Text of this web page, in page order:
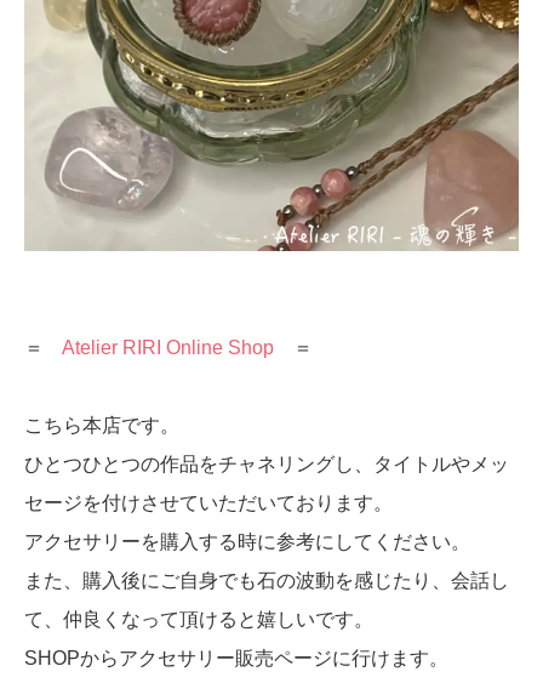
＝ Atelier RIRI Online Shop ＝
こちら本店です。
ひとつひとつの作品をチャネリングし、タイトルやメッ
セージを付けさせていただいております。
アクセサリーを購入する時に参考にしてください。
また、購入後にご自身でも石の波動を感じたり、会話し
て、仲良くなって頂けると嬉しいです。
SHOPからアクセサリー販売ページに行けます。